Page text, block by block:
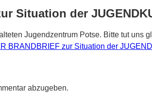
Situation der
Jugendzentrum Potse. Bitte tut
BRANDBRIEF zur Situation der
abzugeben.